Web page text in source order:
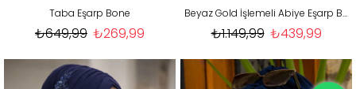
Taba Eşarp Bone
₺269,99
₺649,99
Beyaz Gold İşlemeli Abiye Eşarp Bone
₺439,99
₺1.149,99